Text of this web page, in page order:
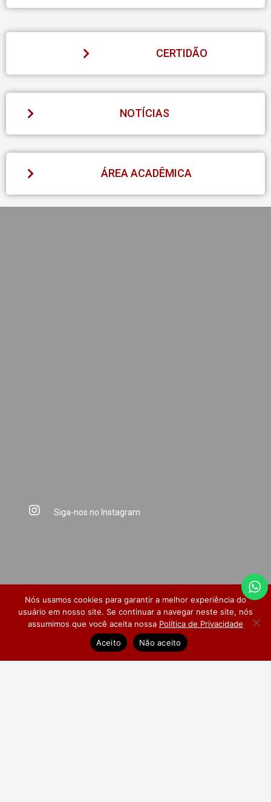
CERTIDÃO
NOTÍCIAS
ÁREA ACADÊMICA
Siga-nos no Instagram
Pesquisa de Satisfação
Nós usamos cookies para garantir a melhor experiência do
usuário em nosso site. Se continuar a navegar neste site, nós
assumimos que você aceita nossa Política de Privacidade
Aceito
Não aceito